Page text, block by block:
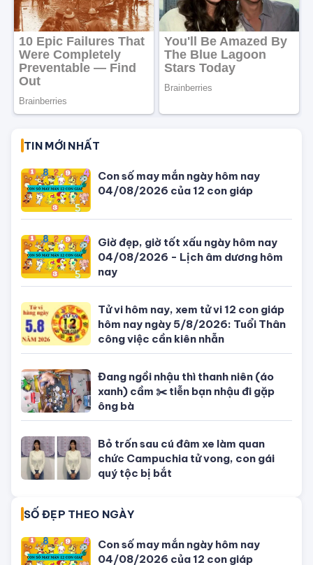
TIN MỚI NHẤT
04/08/2026 của 12 con giáp
Giờ đẹp, giờ tốt xấu ngày hôm nay
04/08/2026 - Lịch âm dương hôm
nay
Tử vi hôm nay, xem tử vi 12 con giáp
hôm nay ngày 5/8/2026: Tuổi Thân
công việc cần kiên nhẫn
Đang ngồi nhậu thì thanh niên (áo
xanh) cầm ✂️ tiễn bạn nhậu đi gặp
ông bà
Bỏ trốn sau cú đâm xe làm quan
SỐ ĐẸP THEO NGÀY